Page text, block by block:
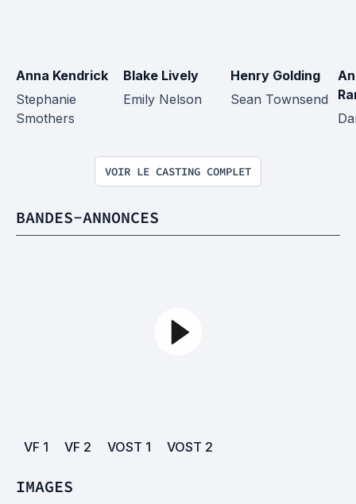
Anna Kendrick
Stephanie
Smothers
Blake Lively
Emily Nelson
Henry Golding
Sean Townsend
VOIR LE CASTING COMPLET
BANDES-ANNONCES
VF 1 VF 2 VOST 1 VOST 2
IMAGES